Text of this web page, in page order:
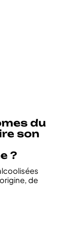
du
son
?
de